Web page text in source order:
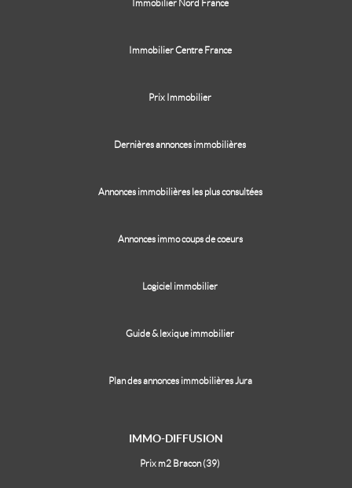
Immobilier Nord France
Immobilier Centre France
Prix Immobilier
Dernières annonces immobilières
Annonces immobilières les plus consultées
Annonces immo coups de coeurs
Logiciel immobilier
Guide & lexique immobilier
Plan des annonces immobilières Jura
IMMO-DIFFUSION
Prix m2 Bracon (39)